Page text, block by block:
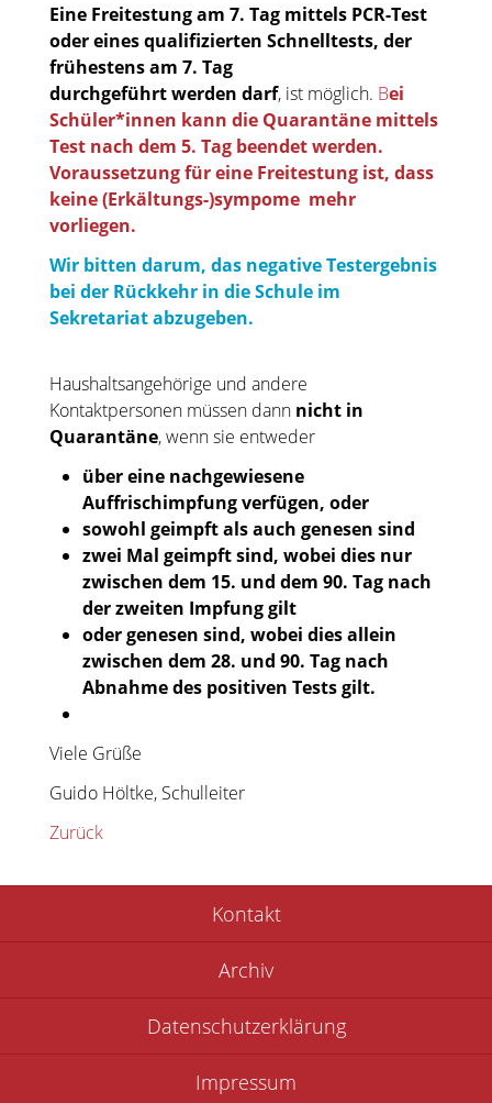
Eine Freitestung am 7. Tag mittels PCR-Test
oder eines qualifizierten Schnelltests, der
frühestens am 7. Tag
durchgeführt werden darf, ist möglich. Bei
Schüler*innen kann die Quarantäne mittels
Test nach dem 5. Tag beendet werden.
Voraussetzung für eine Freitestung ist, dass
keine (Erkältungs-)sympome mehr
vorliegen.
Wir bitten darum, das negative Testergebnis
bei der Rückkehr in die Schule im
Sekretariat abzugeben.
Haushaltsangehörige und andere
Kontaktpersonen müssen dann nicht in
Quarantäne, wenn sie entweder
über eine nachgewiesene
Auffrischimpfung verfügen, oder
sowohl geimpft als auch genesen sind
zwei Mal geimpft sind, wobei dies nur
zwischen dem 15. und dem 90. Tag nach
der zweiten Impfung gilt
oder genesen sind, wobei dies allein
zwischen dem 28. und 90. Tag nach
Abnahme des positiven Tests gilt.
Viele Grüße
Guido Höltke, Schulleiter
Zurück
Kontakt
Archiv
Datenschutzerklärung
Impressum